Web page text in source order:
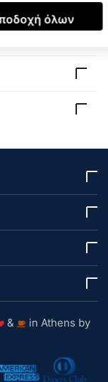
be combined
company.
&
in Athens by
όλων